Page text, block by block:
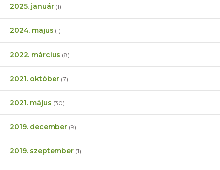
2025. január (1)
2024. május (1)
2022. március (8)
2021. október (7)
2021. május (30)
2019. december (9)
2019. szeptember (1)